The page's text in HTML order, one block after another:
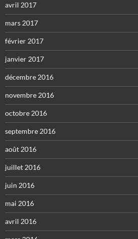
avril 2017
mars 2017
février 2017
janvier 2017
décembre 2016
novembre 2016
octobre 2016
septembre 2016
août 2016
juillet 2016
juin 2016
mai 2016
avril 2016